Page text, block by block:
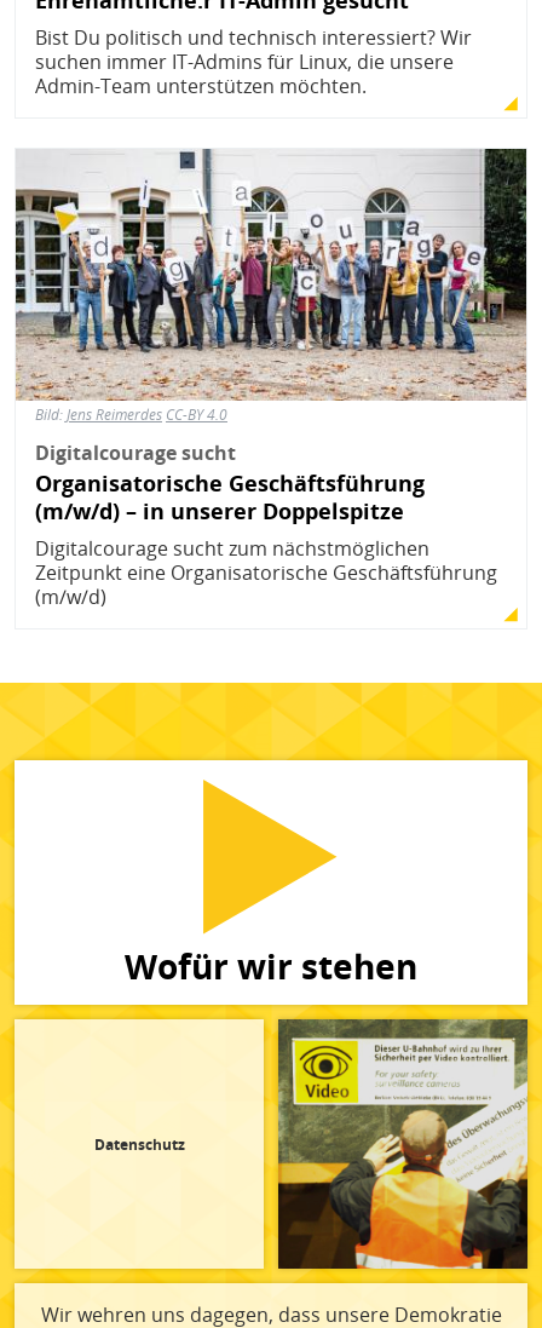
Bist Du politisch und technisch interessiert? Wir
suchen immer IT-Admins für Linux, die unsere
Admin-Team unterstützen möchten.
Bild
Bild:Jens Reimerdes CC-BY 4.0
Digitalcourage sucht
Organisatorische Geschäftsführung
(m/w/d) – in unserer Doppelspitze
Digitalcourage sucht zum nächstmöglichen
Zeitpunkt eine Organisatorische Geschäftsführung
(m/w/d)
Datenschutz
Wir wehren uns dagegen, dass unsere Demokratie
Wofür wir stehen